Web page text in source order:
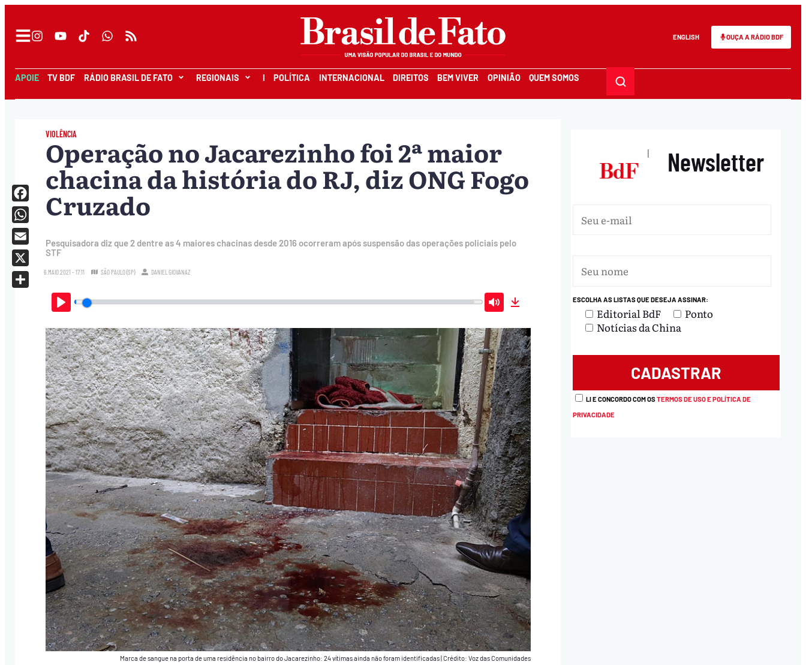
ENGLISH OUÇA A RÁDIO BDF
APOIE TV BDF RÁDIO BRASIL DE FATO REGIONAIS I POLÍTICA INTERNACIONAL DIREITOS BEM VIVER OPINIÃO QUEM SOMOS
VIOLÊNCIA
Operação no Jacarezinho foi 2ª maior
chacina da história do RJ, diz ONG Fogo
Cruzado
Pesquisadora diz que 2 dentre as 4 maiores chacinas desde 2016 ocorreram após suspensão das operações policiais pelo
STF
6.MAIO.2021 - 17:11 SÃO PAULO (SP) DANIEL GIOVANAZ
Play Mute
Marca de sangue na porta de uma residência no bairro do Jacarezinho: 24 vítimas ainda não foram identificadas|Crédito: Voz das Comunidades
Facebook
WhatsApp
Email
X
| Newsletter
ESCOLHA AS LISTAS QUE DESEJA ASSINAR:
Editorial BdF
Ponto
Notícias da China
LI E CONCORDO COM OSTERMOS DE USO E POLÍTICA DE
PRIVACIDADE